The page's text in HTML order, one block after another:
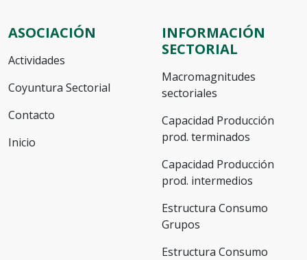
ASOCIACIÓN
Actividades
Coyuntura Sectorial
Contacto
Inicio
INFORMACIÓN
SECTORIAL
Macromagnitudes
sectoriales
Capacidad Producción
prod. terminados
Capacidad Producción
prod. intermedios
Estructura Consumo
Grupos
Estructura Consumo